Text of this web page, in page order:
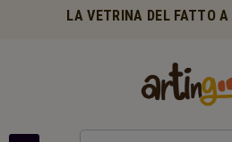
LA VETRINA DEL FATTO